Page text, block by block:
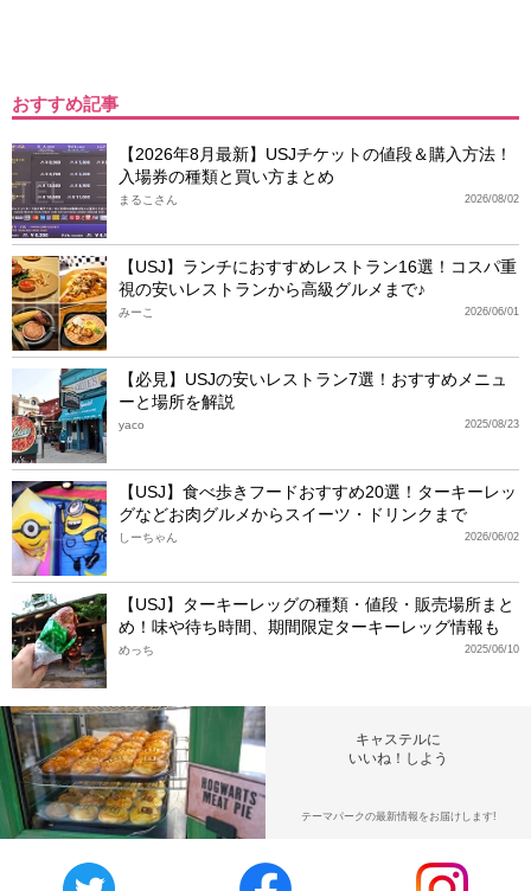
おすすめ記事
【2026年8月最新】USJチケットの値段＆購入方法！
入場券の種類と買い方まとめ
2026/08/02
まるこさん
【USJ】ランチにおすすめレストラン16選！コスパ重
視の安いレストランから高級グルメまで♪
2026/06/01
みーこ
【必見】USJの安いレストラン7選！おすすめメニュ
ーと場所を解説
2025/08/23
yaco
【USJ】食べ歩きフードおすすめ20選！ターキーレッ
グなどお肉グルメからスイーツ・ドリンクまで
2026/06/02
しーちゃん
【USJ】ターキーレッグの種類・値段・販売場所まと
め！味や待ち時間、期間限定ターキーレッグ情報も
2025/06/10
めっち
キャステルに
いいね！しよう
テーマパークの最新情報をお届けします!